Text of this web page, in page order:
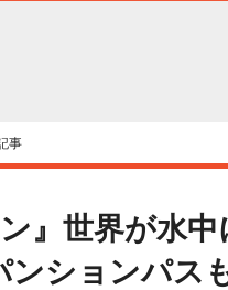
事
ン』世界が水
ションパス